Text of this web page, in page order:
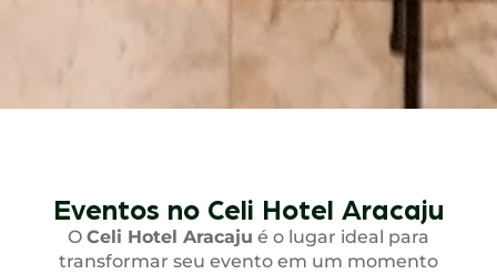
Eventos no Celi Hotel Aracaju
O Celi Hotel Aracaju é o lugar ideal para
transformar seu evento em um momento